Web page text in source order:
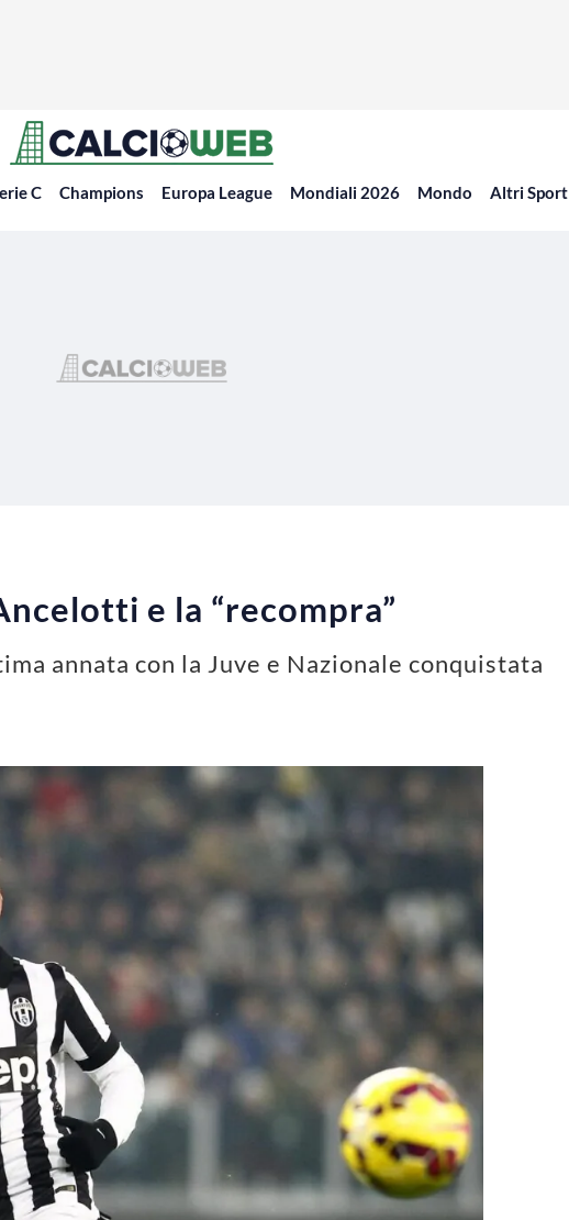
C Champions Europa League Mondiali 2026 Mondo Altri Sport
e la “recompra”
annata con la Juve e Nazionale conquistata